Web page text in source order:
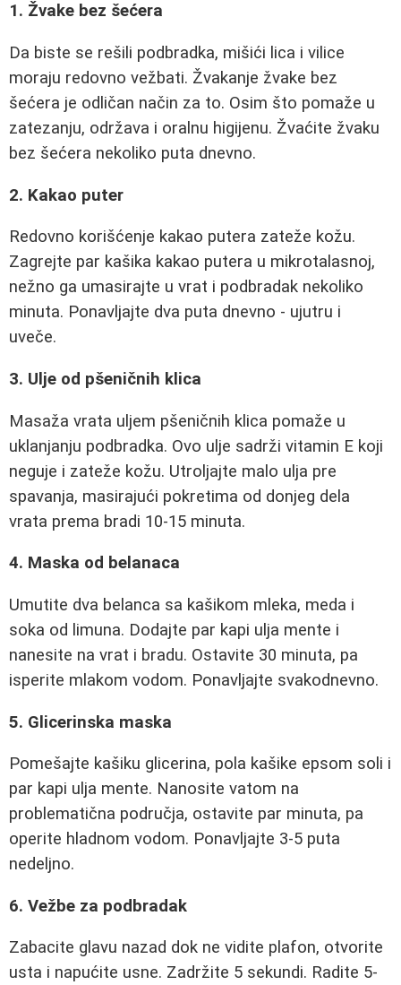
1. Žvake bez šećera
Da biste se rešili podbradka, mišići lica i vilice
moraju redovno vežbati. Žvakanje žvake bez
šećera je odličan način za to. Osim što pomaže u
zatezanju, održava i oralnu higijenu. Žvaćite žvaku
bez šećera nekoliko puta dnevno.
2. Kakao puter
Redovno korišćenje kakao putera zateže kožu.
Zagrejte par kašika kakao putera u mikrotalasnoj,
nežno ga umasirajte u vrat i podbradak nekoliko
minuta. Ponavljajte dva puta dnevno - ujutru i
uveče.
3. Ulje od pšeničnih klica
Masaža vrata uljem pšeničnih klica pomaže u
uklanjanju podbradka. Ovo ulje sadrži vitamin E koji
neguje i zateže kožu. Utroljajte malo ulja pre
spavanja, masirajući pokretima od donjeg dela
vrata prema bradi 10-15 minuta.
4. Maska od belanaca
Umutite dva belanca sa kašikom mleka, meda i
soka od limuna. Dodajte par kapi ulja mente i
nanesite na vrat i bradu. Ostavite 30 minuta, pa
isperite mlakom vodom. Ponavljajte svakodnevno.
5. Glicerinska maska
Pomešajte kašiku glicerina, pola kašike epsom soli i
par kapi ulja mente. Nanosite vatom na
problematična područja, ostavite par minuta, pa
operite hladnom vodom. Ponavljajte 3-5 puta
nedeljno.
6. Vežbe za podbradak
Zabacite glavu nazad dok ne vidite plafon, otvorite
usta i napućite usne. Zadržite 5 sekundi. Radite 5-